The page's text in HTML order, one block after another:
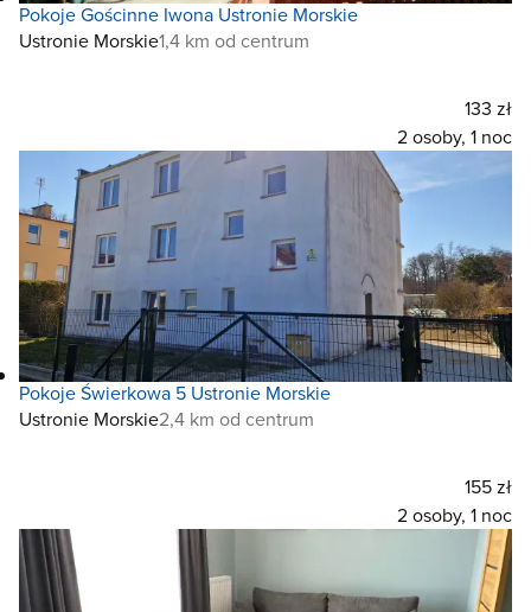
Pokoje Gościnne Iwona Ustronie Morskie
Ustronie Morskie1,4 km od centrum
133 zł
2 osoby, 1 noc
Pokoje Świerkowa 5 Ustronie Morskie
Ustronie Morskie2,4 km od centrum
155 zł
2 osoby, 1 noc